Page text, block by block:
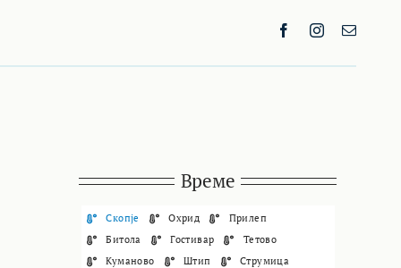
Време
Скопје Охрид
Прилеп
Битола
Гостивар
Тетово
Куманово
Штип
Струмица